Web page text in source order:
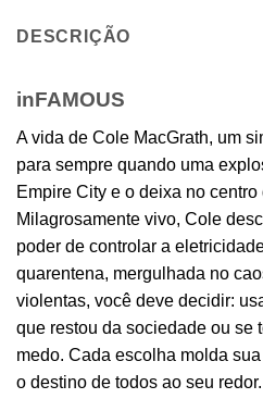
DESCRIÇÃO
inFAMOUS
A vida de Cole MacGrath, um
para sempre quando uma
Empire City e o deixa no centro
Milagrosamente vivo, Cole
poder de controlar a
quarentena, mergulhada no
violentas, você deve decidir:
que restou da sociedade ou se
medo. Cada escolha molda
o destino de todos ao seu redor.